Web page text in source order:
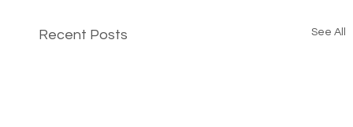
Recent Posts See All